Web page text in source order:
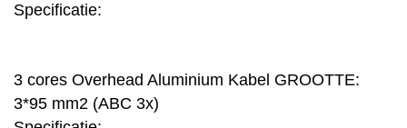
Specificatie:
3 cores Overhead Aluminium Kabel GROOTTE:
3*95 mm2 (ABC 3x)